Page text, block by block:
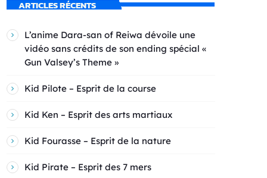
ARTICLES RÉCENTS
L’anime Dara-san of Reiwa dévoile une
vidéo sans crédits de son ending spécial «
Gun Valsey’s Theme »
Kid Pilote – Esprit de la course
Kid Ken – Esprit des arts martiaux
Kid Fourasse – Esprit de la nature
Kid Pirate – Esprit des 7 mers